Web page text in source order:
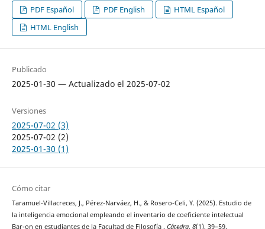
PDF Español PDF English
HTML Español
HTML English
Publicado
2025-01-30 — Actualizado el 2025-07-02
Versiones
2025-07-02 (3)
2025-07-02 (2)
2025-01-30 (1)
Cómo citar
Taramuel-Villacreces, J., Pérez-Narváez, H., & Rosero-Celi, Y. (2025). Estudio de
la inteligencia emocional empleando el inventario de coeficiente intelectual
Bar-on en estudiantes de la Facultad de Filosofía . Cátedra, 8(1), 39–59.